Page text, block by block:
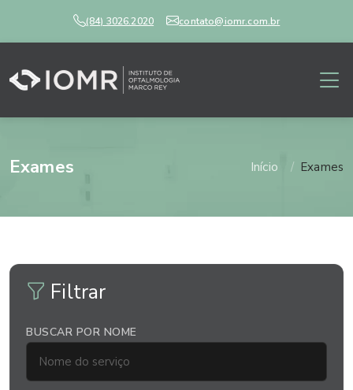
(84) 3026.2020 contato@iomr.com.br
Exames Início Exames
Filtrar
BUSCAR POR NOME